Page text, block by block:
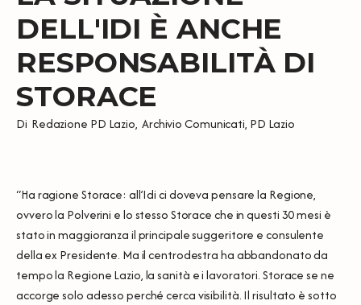
DELL'IDI È ANCHE
RESPONSABILITÀ DI
STORACE
Di Redazione PD Lazio, Archivio Comunicati, PD Lazio
“Ha ragione Storace: all’Idi ci doveva pensare la Regione,
ovvero la Polverini e lo stesso Storace che in questi 30 mesi è
stato in maggioranza il principale suggeritore e consulente
della ex Presidente. Ma il centrodestra ha abbandonato da
tempo la Regione Lazio, la sanità e i lavoratori. Storace se ne
accorge solo adesso perché cerca visibilità. Il risultato è sotto